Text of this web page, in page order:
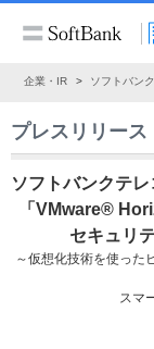
企業・IR ソフトバン
プレスリリース
ソフトバンクテ
「VMware®
セキュリ
～仮想化技術を使った
スマ